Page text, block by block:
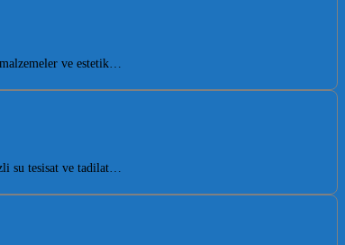
ve estetik…
su tesisat ve tadilat…